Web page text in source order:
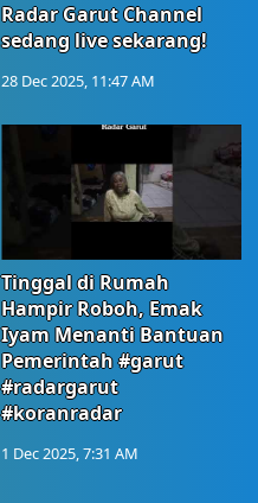
Radar Garut Channel
sedang live sekarang!
28 Dec 2025, 11:47 AM
Tinggal di Rumah
Hampir Roboh, Emak
Iyam Menanti Bantuan
Pemerintah #garut
#radargarut
#koranradar
1 Dec 2025, 7:31 AM